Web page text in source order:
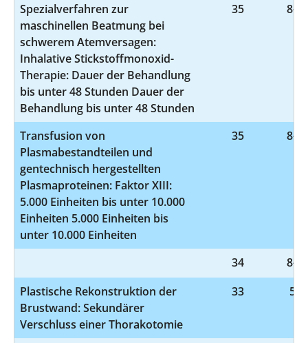
Spezialverfahren zur
maschinellen Beatmung bei
schwerem Atemversagen:
Inhalative Stickstoffmonoxid-
Therapie: Dauer der Behandlung
bis unter 48 Stunden Dauer der
Behandlung bis unter 48 Stunden
35 8-
Transfusion von
Plasmabestandteilen und
gentechnisch hergestellten
Plasmaproteinen: Faktor XIII:
5.000 Einheiten bis unter 10.000
Einheiten 5.000 Einheiten bis
unter 10.000 Einheiten
35 8-
34
8-
Plastische Rekonstruktion der
Brustwand: Sekundärer
Verschluss einer Thorakotomie
33 5-